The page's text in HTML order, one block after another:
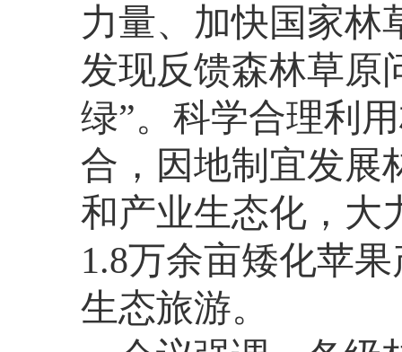
力量、加快国家林
发现反馈森林草原
绿”。科学合理利
合，因地制宜发展
和产业生态化，大
1.8万余亩矮化苹
生态旅游。